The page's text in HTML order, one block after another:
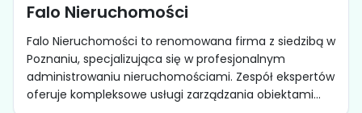
Falo Nieruchomości
Falo Nieruchomości to renomowana firma z siedzibą w
Poznaniu, specjalizująca się w profesjonalnym
administrowaniu nieruchomościami. Zespół ekspertów
oferuje kompleksowe usługi zarządzania obiektami...